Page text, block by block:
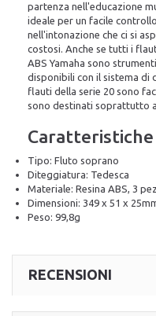
partenza nell'educazione
ideale per un facile
nell'intonazione che ci si
costosi. Anche se tutti i
ABS Yamaha sono
disponibili con il sistema di
flauti della serie 20 sono
sono destinati soprattutto
Caratteristiche
Tipo: Fluto soprano
Diteggiatura: Tedesca
Materiale: Resina ABS, 3
Dimensioni: 349 x 51 x
Peso: 99,8g
RECENSIONI